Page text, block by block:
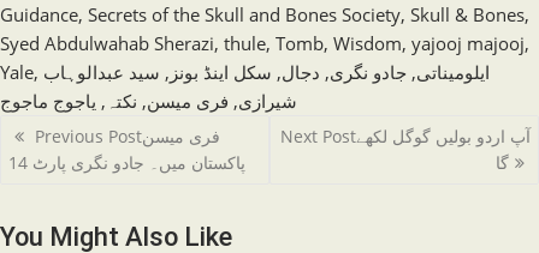
Guidance, Secrets of the Skull and Bones Society, Skull & Bones,
Syed Abdulwahab Sherazi, thule, Tomb, Wisdom, yajooj majooj,
Yale, ایلومیناتی, جادو نگری, دجال, سکل اینڈ بونز , سید عبدالوہاب
شیرازی, فری میسن, نکتہ , یاجوج ماجوج
Read
more
Previous Postفری میسن
پاکستان میں۔ جادو نگری پارٹ 14
Next Postآپ اردو بولیں گوگل لکھے
گا
You Might Also Like